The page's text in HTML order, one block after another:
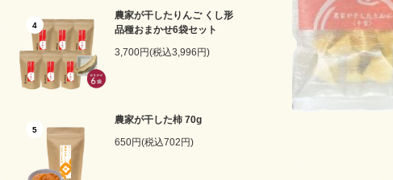
4
農家が干したりんご くし形
品種おまかせ6袋セット
3,700円(税込3,996円)
5
農家が干した柿 70g
650円(税込702円)